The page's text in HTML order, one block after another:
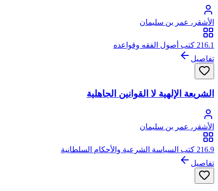
الأشقر، عمر بن سليمان
216.1 كتب أصول الفقه وقواعده
تفاصيل
الشريعة الإلهية لا القوانين الجاهلية
الأشقر، عمر بن سليمان
216.9 كتب السياسة الشرعية والأحكام السلطانية
تفاصيل